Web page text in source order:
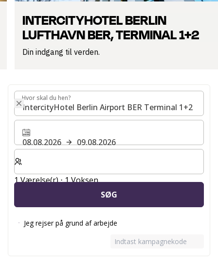
INTERCITYHOTEL BERLIN
LUFTHAVN BER, TERMINAL 1+2
Din indgang til verden.
Hvor skal du hen?
Hvor skal du hen?
08.08.2026
09.08.2026
Vælg antal værelser og gæster til dit ophold
1 Værelse(r) ⋅ 1 Voksen
SØG
Jeg rejser på grund af arbejde
Indtast kampagnekode